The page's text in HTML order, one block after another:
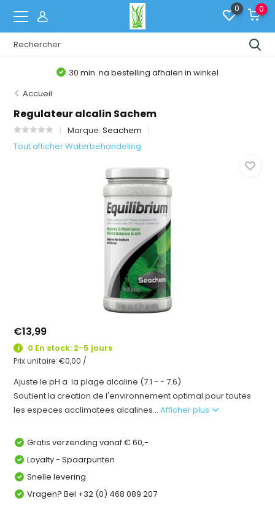
0 0
30 min. na bestelling afhalen in winkel
Accueil
Regulateur alcalin Sachem
Marque:Seachem
Tout afficher Waterbehandeling
€13,99
0 En stock: 2-5 jours
Prix unitaire:€0,00 /
Ajuste le pH a la plage alcaline (7.1 - - 7.6)
Soutient la creation de l'environnement optimal pour toutes
les especes acclimatees alcalines...Afficher plus
Gratis verzending vanaf € 60,-
Loyalty - Spaarpunten
Snelle levering
Vragen? Bel +32 (0) 468 089 207